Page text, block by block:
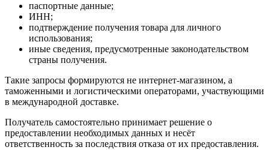
паспортные данные;
ИНН;
подтверждение получения товара для личного
использования;
иные сведения, предусмотренные законодательством
страны получения.
Такие запросы формируются не интернет-магазином, а
таможенными и логистическими операторами, участвующими
в международной доставке.
Получатель самостоятельно принимает решение о
предоставлении необходимых данных и несёт
ответственность за последствия отказа от их предоставления.